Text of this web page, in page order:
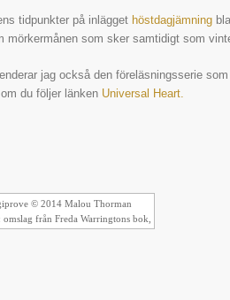
tidpunkter på inlägget höstdagjämning
mörkermånen som sker samtidigt som
jag också den föreläsningsserie
du följer länken Universal Heart.
© 2014 Malou Thorman
från Freda Warringtons bok,